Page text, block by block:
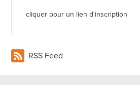
cliquer pour un lien d'inscription
RSS Feed